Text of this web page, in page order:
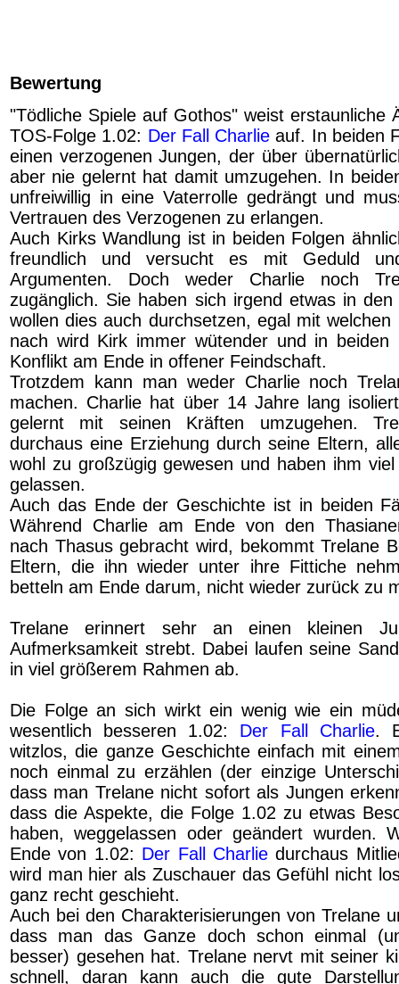
Bewertung
"Tödliche Spiele auf Gothos" weist erstaunliche
TOS-Folge 1.02: Der Fall Charlie auf. In beiden
einen verzogenen Jungen, der über
aber nie gelernt hat damit umzugehen. In
unfreiwillig in eine Vaterrolle gedrängt und
Vertrauen des Verzogenen zu erlangen.
Auch Kirks Wandlung ist in beiden Folgen
freundlich und versucht es mit Geduld
Argumenten. Doch weder Charlie noch
zugänglich. Sie haben sich irgend etwas in
wollen dies auch durchsetzen, egal mit
nach wird Kirk immer wütender und in beiden
Konflikt am Ende in offener Feindschaft.
Trotzdem kann man weder Charlie noch
machen. Charlie hat über 14 Jahre lang
gelernt mit seinen Kräften umzugehen.
durchaus eine Erziehung durch seine Eltern,
wohl zu großzügig gewesen und haben ihm
gelassen.
Auch das Ende der Geschichte ist in beiden
Während Charlie am Ende von den
nach Thasus gebracht wird, bekommt Trelane
Eltern, die ihn wieder unter ihre Fittiche
betteln am Ende darum, nicht wieder zurück zu
Trelane erinnert sehr an einen kleinen
Aufmerksamkeit strebt. Dabei laufen seine
in viel größerem Rahmen ab.
Die Folge an sich wirkt ein wenig wie ein
wesentlich besseren 1.02: Der Fall Charlie.
witzlos, die ganze Geschichte einfach mit
noch einmal zu erzählen (der einzige
dass man Trelane nicht sofort als Jungen
dass die Aspekte, die Folge 1.02 zu etwas
haben, weggelassen oder geändert wurden.
Ende von 1.02: Der Fall Charlie durchaus
wird man hier als Zuschauer das Gefühl nicht
ganz recht geschieht.
Auch bei den Charakterisierungen von Trelane
dass man das Ganze doch schon einmal
besser) gesehen hat. Trelane nervt mit seiner
schnell, daran kann auch die gute